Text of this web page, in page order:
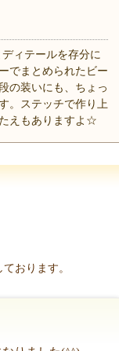
ィテールを存分に
でまとめられたビー
の装いにも、ちょっ
。ステッチで作り上
えもありますよ☆
おります。